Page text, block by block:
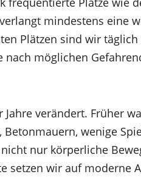
mindestens eine
Plätzen sind wir
nach möglichen
verändert. Früher
Betonmauern, wenige
nur körperliche
setzen wir auf moderne